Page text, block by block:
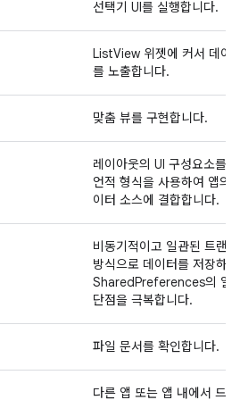
선택기 UI를 실행합니다.
ListView 위젯에 커서 데이
를 노출합니다.
맞춤 뷰를 구현합니다.
레이아웃의 UI 구성요소를
언적 형식을 사용하여 앱의
이터 소스에 결합합니다.
비동기적이고 일관된 트랜
방식으로 데이터를 저장하여
SharedPreferences의 일
단점을 극복합니다.
파일 문서를 확인합니다.
다른 앱 또는 앱 내에서 드